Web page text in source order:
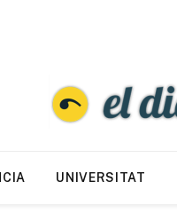
UNIVERSITAT